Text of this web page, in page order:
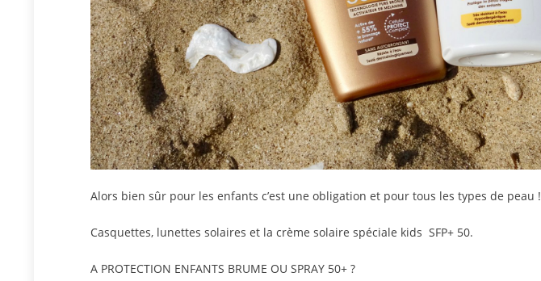
Alors bien sûr pour les enfants c’est une obligation et pour tous les types de peau !
Casquettes, lunettes solaires et la crème solaire spéciale kids SFP+ 50.
A PROTECTION ENFANTS BRUME OU SPRAY 50+ ?